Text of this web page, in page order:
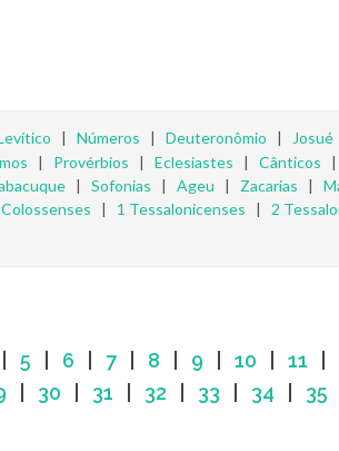
| Números | Deuteronômio | Josué
| Provérbios | Eclesiastes | Cânticos |
| Sofonias | Ageu | Zacarias |
Colossenses | 1 Tessalonicenses | 2
5 6 7| 8 9 10 11
30 31 32 33 34 35